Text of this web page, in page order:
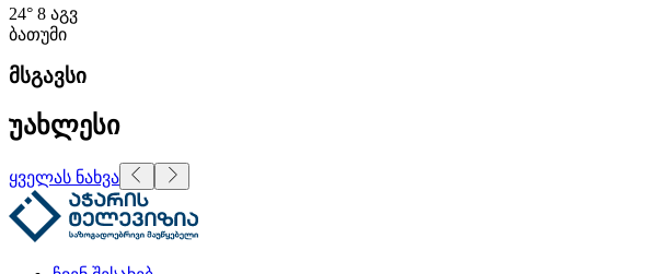
24° 8 აგვ
ბათუმი
მსგავსი
უახლესი
ყველას ნახვა